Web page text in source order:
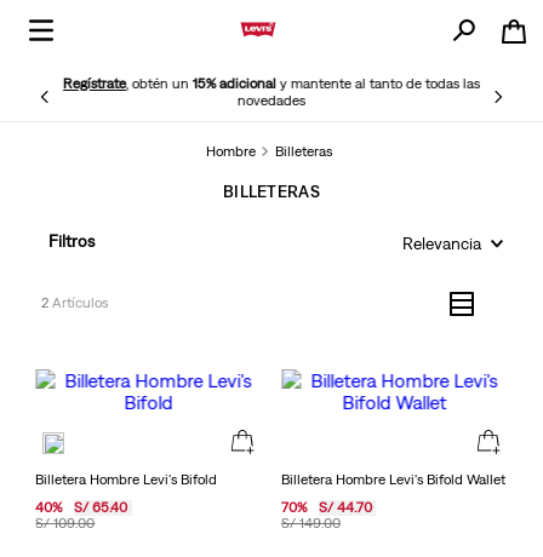
Regístrate, obtén un15% adicionaly mantente al tanto de todas las
novedades
Hombre Billeteras
BILLETERAS
Filtros Relevancia
2
Billetera Hombre Levi's Bifold
S/ 109.00
40% S/ 65.40
Billetera Hombre Levi's Bifold Wallet
S/ 149.00
70% S/ 44.70